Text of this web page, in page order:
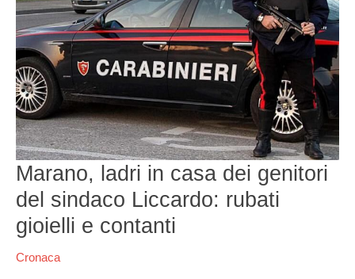
Marano, ladri in casa dei genitori
del sindaco Liccardo: rubati
gioielli e contanti
Cronaca
ladri
in
casa
dei
genitori
del
sindaco
Liccardo:
rubati
gioielli
e